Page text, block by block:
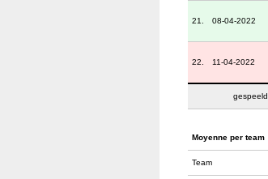
21. 08-04-2022
22. 11-04-2022
gespeeld
Moyenne per team
Team